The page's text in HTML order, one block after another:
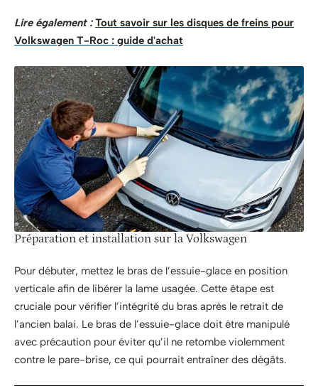
Lire également : Tout savoir sur les disques de freins pour
Volkswagen T-Roc : guide d'achat
Préparation et installation sur la Volkswagen
Pour débuter, mettez le bras de l’essuie-glace en position
verticale afin de libérer la lame usagée. Cette étape est
cruciale pour vérifier l’intégrité du bras après le retrait de
l’ancien balai. Le bras de l’essuie-glace doit être manipulé
avec précaution pour éviter qu’il ne retombe violemment
contre le pare-brise, ce qui pourrait entraîner des dégâts.